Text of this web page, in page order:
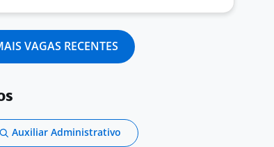
VAGAS RECENTES
Auxiliar Administrativo